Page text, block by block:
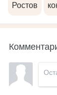
Ростов